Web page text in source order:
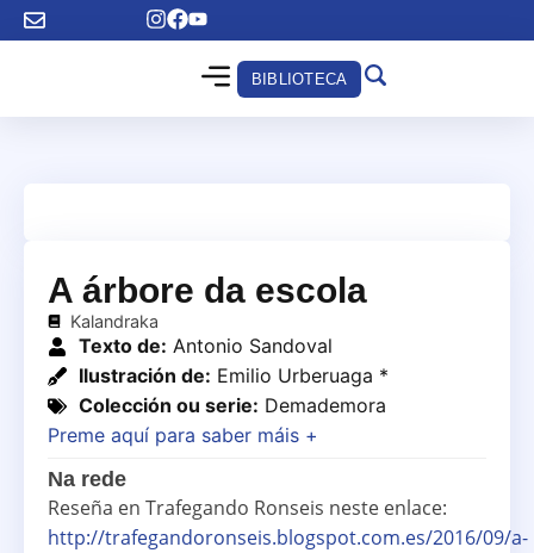
BIBLIOTECA
A árbore da escola
Kalandraka
Texto de: Antonio Sandoval
Ilustración de: Emilio Urberuaga *
Colección ou serie: Demademora
Preme aquí para saber máis +
Na rede
Reseña en Trafegando Ronseis neste enlace:
http://trafegandoronseis.blogspot.com.es/2016/09/a-